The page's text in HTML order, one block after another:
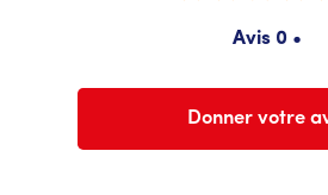
Avis 0 •
Donner votre